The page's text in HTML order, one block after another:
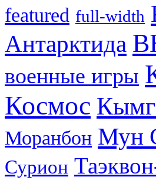
featured full-width
Антарктида
военные игры
Космос
Моранбон Мун
Сурион